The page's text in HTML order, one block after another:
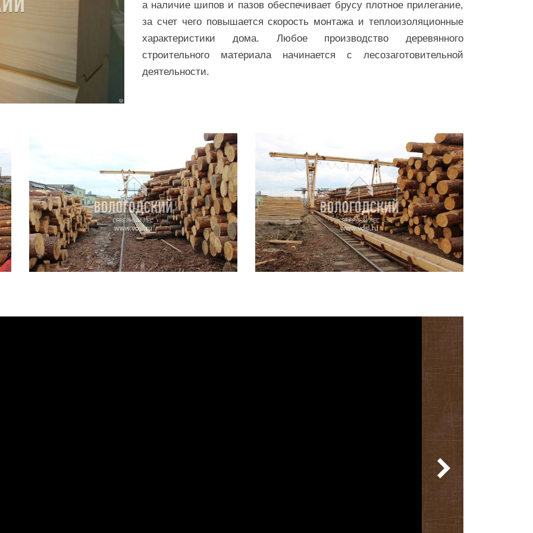
а наличие шипов и пазов обеспечивает брусу плотное прилегание,
за счет чего повышается скорость монтажа и теплоизоляционные
характеристики дома. Любое производство деревянного
строительного материала начинается с лесозаготовительной
деятельности.